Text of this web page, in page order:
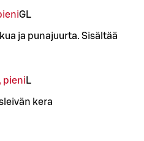
GL
ja punajuurta. Sisältää
pieni L
kera